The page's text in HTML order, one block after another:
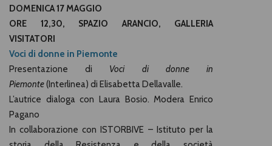
DOMENICA 17 MAGGIO
ORE 12,30, SPAZIO ARANCIO, GALLERIA
VISITATORI
Voci di donne in Piemonte
Presentazione di Voci di donne in
Piemonte(Interlinea) di Elisabetta Dellavalle.
L’autrice dialoga con Laura Bosio. Modera Enrico
Pagano
In collaborazione con ISTORBIVE – Istituto per la